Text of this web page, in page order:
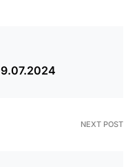
NEXT POST